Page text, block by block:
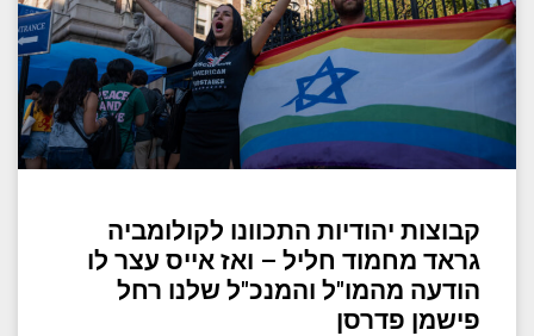
קבוצות יהודיות התכוונו לקולומביה
גראד מחמוד חליל – ואז אייס עצר לו
הודעה מהמו"ל והמנכ"ל שלנו רחל
פישמן פדרסן